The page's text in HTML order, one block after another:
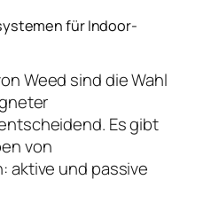
für Indoor-
Weed sind die Wahl
Es gibt
von
aktive und passive